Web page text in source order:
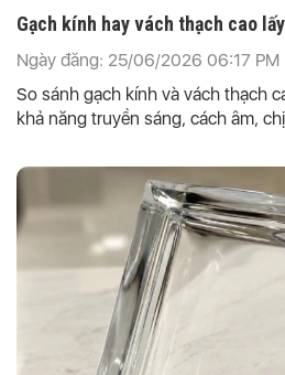
Gạch kính hay vách thạch cao
Ngày đăng: 25/06/2026 06:17 PM
So sánh gạch kính và vách thạch
khả năng truyền sáng, cách âm,